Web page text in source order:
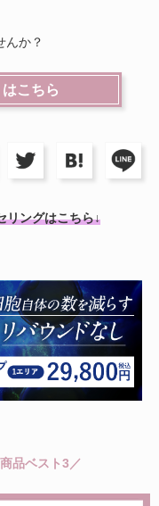
んか？
はこちら
リングはこちら↓
品ベスト3／